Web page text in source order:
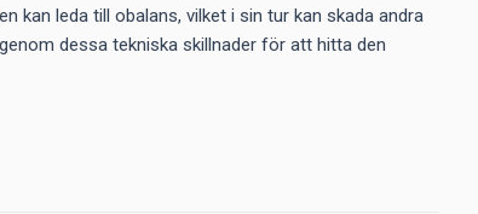
kan leda till obalans, vilket i sin tur kan skada andra
dessa tekniska skillnader för att hitta den